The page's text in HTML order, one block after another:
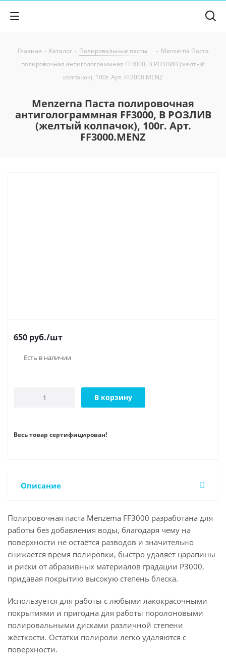
Главная - Каталог - Полировальные пасты - Menzerna Паста
полировочная антиголограммная FF3000, В РОЗЛИВ (желтый
колпачок), 100г. Арт. FF3000.MENZ
Menzerna Паста полировочная
антиголограммная FF3000, В РОЗЛИВ
(желтый колпачок), 100г. Арт.
FF3000.MENZ
650 руб./шт
Есть в наличии
В корзину
Весь товар сертифицирован!
Описание
Полировочная паста Menzema FF3000 разработана для
работы без добавления воды, благодаря чему на
поверхности не остаётся разводов и значительно
снижается время полировки, быстро удаляет царапины
и риски от абразивных материалов градации Р3000,
придавая покрытию высокую степень блеска.
Используется для работы с любыми лакокрасочными
покрытиями и пригодна для работы поролоновыми
полировальными дисками различной степени
жёсткости. Остатки полироли легко удаляются с
поверхности.